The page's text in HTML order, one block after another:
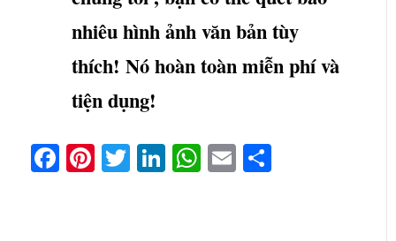
nhiêu hình ảnh văn bản tùy
thích! Nó hoàn toàn miễn phí và
tiện dụng!
Facebook
Pinterest
Twitter
LinkedIn
WhatsApp
Email